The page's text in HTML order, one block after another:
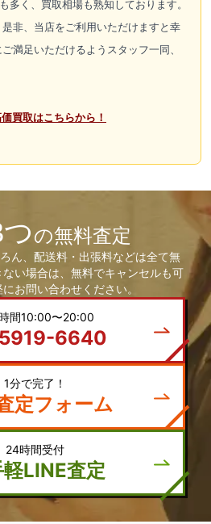
多く、買取相場も熟知しております。
非、当店をご利用いただけますと幸
満足いただけるようスタッフ一同、
買取はこちらから！
の無料査定
ん、配送料・出張料などは全て無
い場合は、無料でキャンセルも可
お問い合わせください。
間10:00〜20:00
6640
1分で完了！
定フォーム
24時間受付
LINE査定